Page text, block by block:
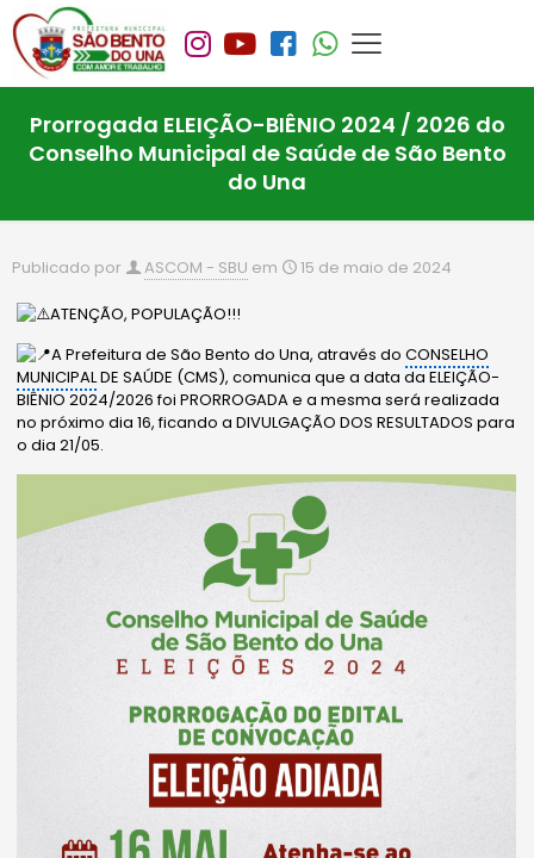
Prorrogada ELEIÇÃO-BIÊNIO 2024 / 2026 do
Conselho Municipal de Saúde de São Bento
do Una
Publicado por ASCOM - SBU em 15 de maio de 2024
ATENÇÃO, POPULAÇÃO!!!
A Prefeitura de São Bento do Una, através doCONSELHO
MUNICIPALDE SAÚDE (CMS), comunica que a data da ELEIÇÃO-
BIÊNIO 2024/2026 foi PRORROGADA e a mesma será realizada
no próximo dia 16, ficando a DIVULGAÇÃO DOS RESULTADOS para
o dia 21/05.